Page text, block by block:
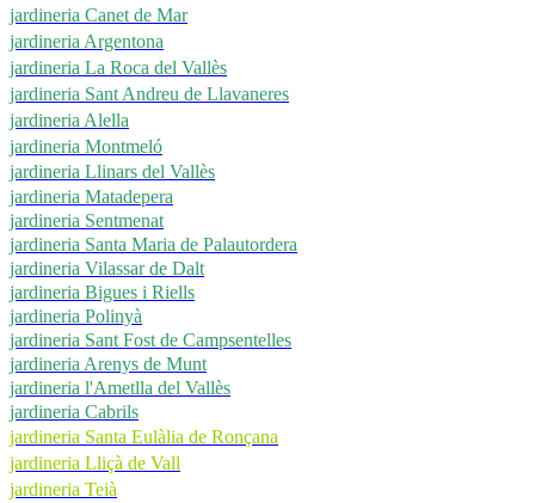
jardineria Canet de Mar
jardineria Argentona
jardineria La Roca del Vallès
jardineria Sant Andreu de Llavaneres
jardineria Alella
jardineria Montmeló
jardineria Llinars del Vallès
jardineria Matadepera
jardineria Sentmenat
jardineria Santa Maria de Palautordera
jardineria Vilassar de Dalt
jardineria Bigues i Riells
jardineria Polinyà
jardineria Sant Fost de Campsentelles
jardineria Arenys de Munt
jardineria l'Ametlla del Vallès
jardineria Cabrils
jardineria Santa Eulàlia de Ronçana
jardineria Lliçà de Vall
jardineria Teià